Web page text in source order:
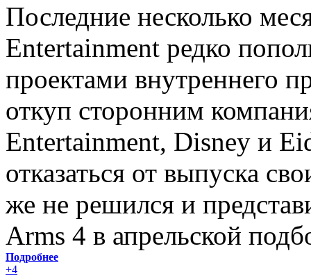
Последние несколько
Entertainment редко
проектами внутреннего
откуп сторонним
Entertainment, Disney и
отказаться от выпуска
же не решился и
Arms 4 в апрельской
Подробнее
+4